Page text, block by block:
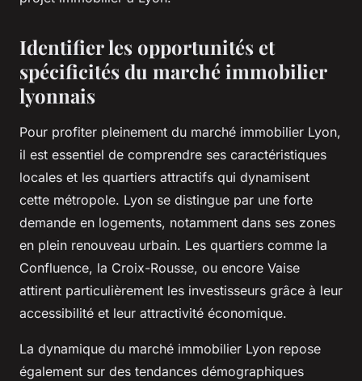
Identifier les opportunités et
spécificités du marché immobilier
lyonnais
Pour profiter pleinement du marché immobilier Lyon,
il est essentiel de comprendre ses caractéristiques
locales et les quartiers attractifs qui dynamisent
cette métropole. Lyon se distingue par une forte
demande en logements, notamment dans ses zones
en plein renouveau urbain. Les quartiers comme la
Confluence, la Croix-Rousse, ou encore Vaise
attirent particulièrement les investisseurs grâce à leur
accessibilité et leur attractivité économique.
La dynamique du marché immobilier Lyon repose
également sur des tendances démographiques